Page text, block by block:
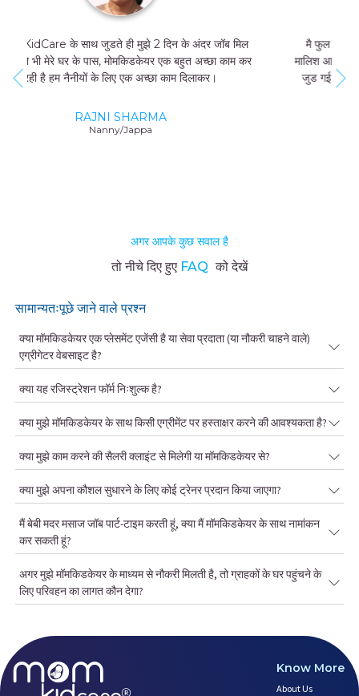
मै फुल टाइम जॉब नहीं कर सकती थी, और मुझे मां और बच्चे की
मालिश आती थी तो मै MomKidCare के साथ फ्रीलांसर की तरह
जुड गई और अब में दिन में सिर्फ 4 घंटे काम करके भी 20000-
GEETA SHARMA
अगर आपके कुछ सवाल है
तो नीचे दिए हुए FAQ को देखें
सामान्यतःपूछे जाने वाले प्रश्न
क्या मॉमकिडकेयर एक प्लेसमेंट एजेंसी है या सेवा प्रदाता (या नौकरी चाहने वाले)
एग्रीगेटर वेबसाइट है?
क्या यह रजिस्ट्रेशन फॉर्म निःशुल्क है?
क्या मुझे मॉमकिडकेयर के साथ किसी एग्रीमेंट पर हस्ताक्षर करने की आवश्यकता है?
क्या मुझे काम करने की सैलरी क्लाइंट से मिलेगी या मॉमकिडकेयर से?
क्या मुझे अपना कौशल सुधारने के लिए कोई ट्रेनर प्रदान किया जाएगा?
मैं बेबी मदर मसाज जॉब पार्ट-टाइम करती हूं, क्या मैं मॉमकिडकेयर के साथ नामांकन
कर सकती हूं?
अगर मुझे मॉमकिडकेयर के माध्यम से नौकरी मिलती है, तो ग्राहकों के घर पहुंचने के
लिए परिवहन का लागत कौन देगा?
Know More
About Us